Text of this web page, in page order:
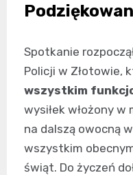
Spotkanie
Policji w Złotowie,
wszystkim
wysiłek włożony w
na dalszą owocną
wszystkim
świąt. Do życzeń